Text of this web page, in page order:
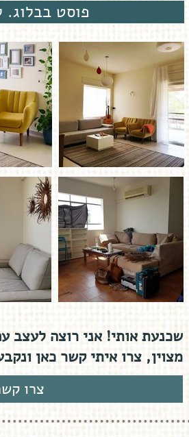
פוסט
שכנעת אותי! אני רוצה לעצב
מצוין, צרו איתי קשר כאן
צרו